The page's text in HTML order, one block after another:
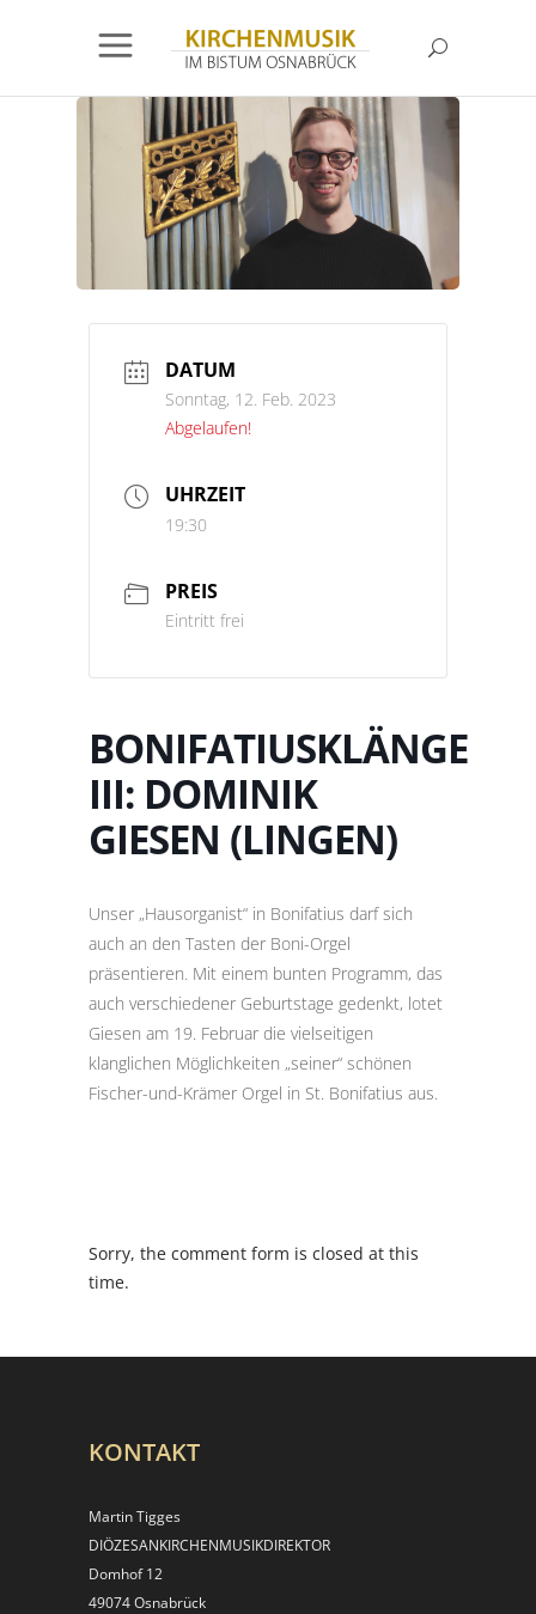
DATUM
Sonntag, 12. Feb. 2023
Abgelaufen!
UHRZEIT
19:30
PREIS
Eintritt frei
BONIFATIUSKLÄNGE
III: DOMINIK
GIESEN (LINGEN)
Unser „Hausorganist“ in Bonifatius darf sich
auch an den Tasten der Boni-Orgel
präsentieren. Mit einem bunten Programm, das
auch verschiedener Geburtstage gedenkt, lotet
Giesen am 19. Februar die vielseitigen
klanglichen Möglichkeiten „seiner“ schönen
Fischer-und-Krämer Orgel in St. Bonifatius aus.
Sorry, the comment form is closed at this
time.
KONTAKT
Martin Tigges
DIÖZESANKIRCHEN­MUSIKDIREKTOR
Domhof 12
49074 Osnabrück